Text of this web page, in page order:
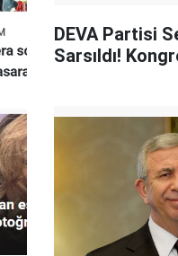
DEVA Partisi
Sarsıldı!